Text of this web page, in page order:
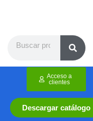
Descargar catálogo
Acceso a
clientes